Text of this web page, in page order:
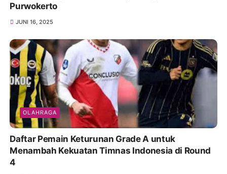
Purwokerto
JUNI 16, 2025
OLAHRAGA
Daftar Pemain Keturunan Grade A untuk
Menambah Kekuatan Timnas Indonesia di Round
4